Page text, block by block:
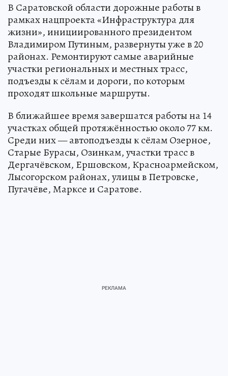
В Саратовской области дорожные работы в
рамках нацпроекта «Инфраструктура для
жизни», инициированного президентом
Владимиром Путиным, развернуты уже в 20
районах. Ремонтируют самые аварийные
участки региональных и местных трасс,
подъезды к сёлам и дороги, по которым
проходят школьные маршруты.
В ближайшее время завершатся работы на 14
участках общей протяжённостью около 77 км.
Среди них — автоподъезды к сёлам Озерное,
Старые Бурасы, Озинкам, участки трасс в
Дергачёвском, Ершовском, Красноармейском,
Лысогорском районах, улицы в Петровске,
Пугачёве, Марксе и Саратове.